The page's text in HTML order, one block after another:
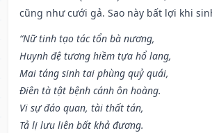
cũng như cưới gả. Sao này bất lợi khi
“Nữ tinh tạo tác tổn bà nương,
Huynh đệ tương hiềm tựa hổ lang,
Mai táng sinh tai phùng quỷ quái,
Điên tà tật bệnh cánh ôn hoàng.
Vi sự đáo quan, tài thất tán,
Tả lị lưu liên bất khả đương.